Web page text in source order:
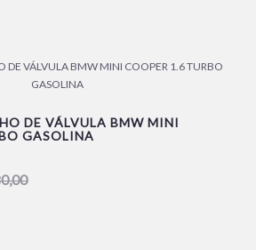
DE VÁLVULA BMW MINI
GASOLINA